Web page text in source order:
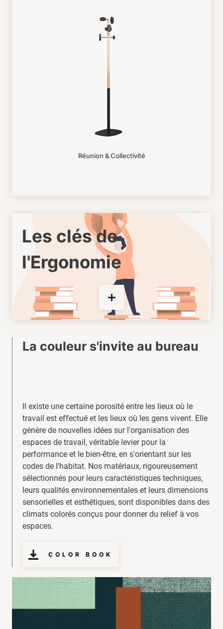
Réunion & Collectivité
Les clés de
l'Ergonomie
La couleur s'invite au bureau
Il existe une certaine porosité entre les lieux où le
travail est effectué et les lieux où les gens vivent. Elle
génère de nouvelles idées sur l'organisation des
espaces de travail, véritable levier pour la
performance et le bien-être, en s'orientant sur les
codes de l'habitat. Nos matériaux, rigoureusement
sélectionnés pour leurs caractéristiques techniques,
leurs qualités environnementales et leurs dimensions
sensorielles et esthétiques, sont disponibles dans des
climats colorés conçus pour donner du relief à vos
espaces.
COLOR BOOK